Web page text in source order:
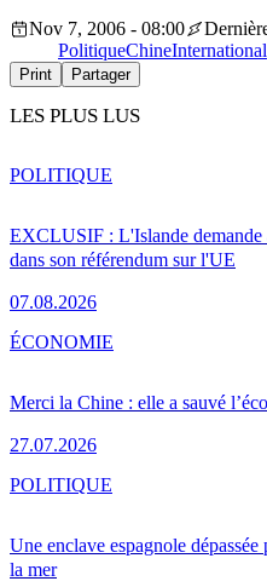
Nov 7, 2006 - 08:00
PolitiqueChineInternational
Print Partager
LES PLUS LUS
EXCLUSIF : L'Islande demande
dans son référendum sur l'UE
07.08.2026
POLITIQUE
Merci la Chine : elle a sauvé
27.07.2026
ÉCONOMIE
Une enclave espagnole
la mer
POLITIQUE